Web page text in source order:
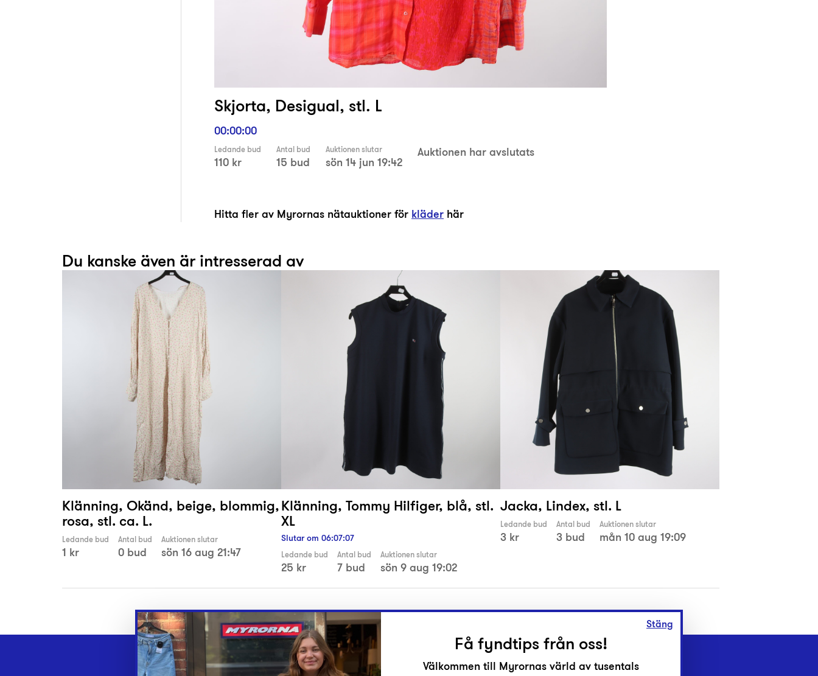
Skjorta, Desigual, stl. L
00:00:00
Ledande bud
110 kr
Antal bud
15 bud
Auktionen slutar
sön 14 jun 19:42
Auktionen har avslutats
Hitta fler av Myrornas nätauktioner för kläder här
Du kanske även är intresserad av
Klänning, Okänd, beige, blommig,
rosa, stl. ca. L.
Ledande bud
1 kr
Antal bud
0 bud
Auktionen slutar
sön 16 aug 21:47
Klänning, Tommy Hilfiger, blå, stl.
XL
Slutar om 06:07:06
Ledande bud
25 kr
Antal bud
7 bud
Auktionen slutar
sön 9 aug 19:02
Jacka, Lindex, stl. L
Ledande bud
3 kr
Antal bud
3 bud
Auktionen slutar
mån 10 aug 19:09
Stäng
Få fyndtips från oss!
Välkommen till Myrornas värld av tusentals